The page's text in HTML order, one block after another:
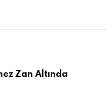
Zan Altında